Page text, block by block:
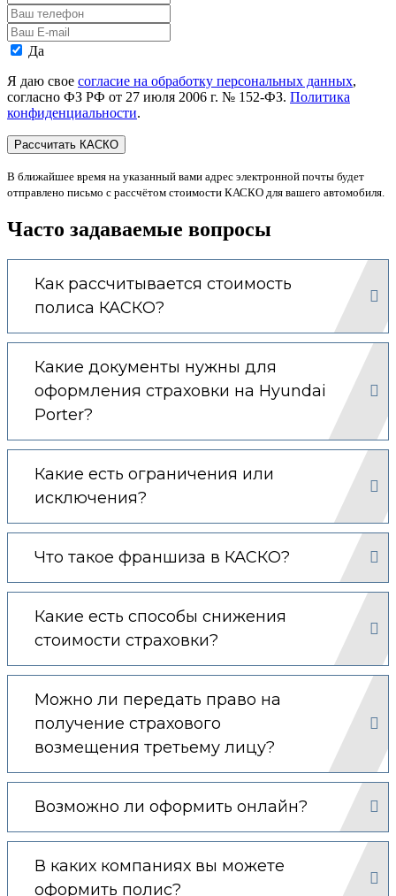
Имя
Ваш
телефон
Ваш
E-
mail
Персональные
Да
Я даю свое согласие на обработку персональных данных,
согласно ФЗ РФ от 27 июля 2006 г. № 152-ФЗ. Политика
конфиденциальности.
В ближайшее время на указанный вами адрес электронной почты будет
отправлено письмо с рассчётом стоимости КАСКО для вашего автомобиля.
Часто задаваемые вопросы
Как рассчитывается стоимость
полиса КАСКО?
Какие документы нужны для
оформления страховки на Hyundai
Porter?
Какие есть ограничения или
исключения?
Что такое франшиза в КАСКО?
Какие есть способы снижения
стоимости страховки?
Можно ли передать право на
получение страхового
возмещения третьему лицу?
Возможно ли оформить онлайн?
В каких компаниях вы можете
оформить полис?